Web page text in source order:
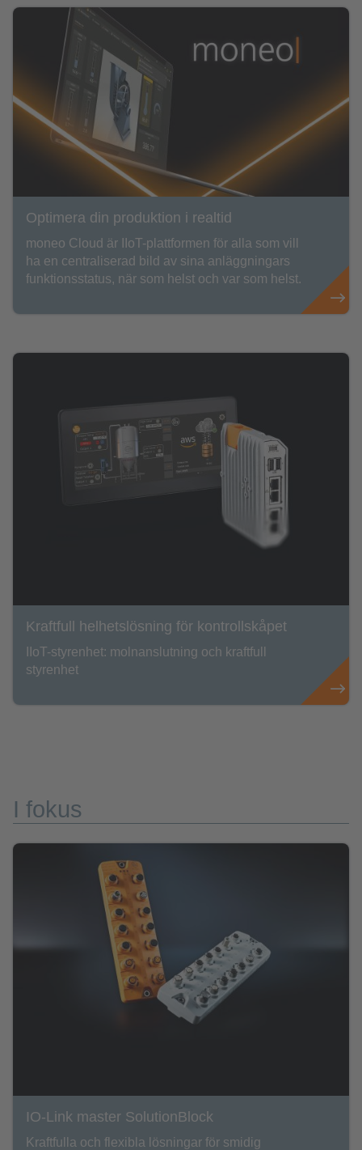
Optimera din produktion i realtid
moneo Cloud är IIoT-plattformen för alla som vill
ha en centraliserad bild av sina anläggningars
funktionsstatus, när som helst och var som helst.
Kraftfull helhetslösning för kontrollskåpet
IIoT-styrenhet: molnanslutning och kraftfull
styrenhet
I fokus
IO-Link master SolutionBlock
Kraftfulla och flexibla lösningar för smidig